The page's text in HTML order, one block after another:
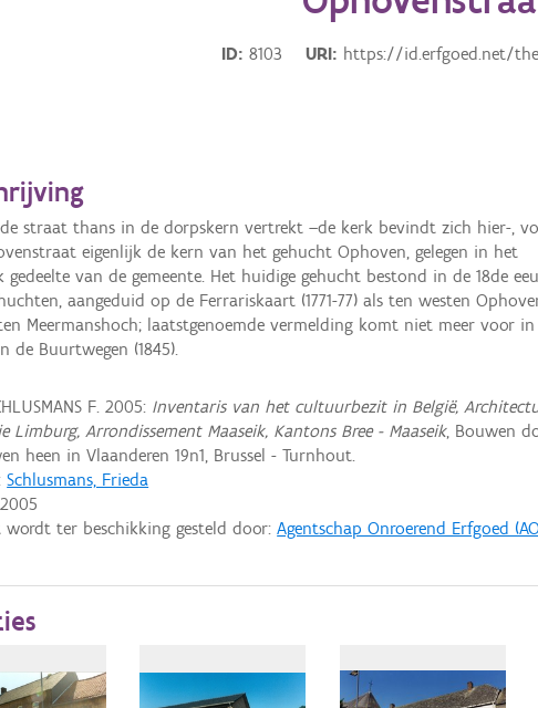
ID 8103 URI https://id.erfgoed.net/
straat thans in de dorpskern vertrekt –de kerk bevindt zich hier-,
eigenlijk de kern van het gehucht Ophoven, gelegen in het
gedeelte van de gemeente. Het huidige gehucht bestond in de 18de
aangeduid op de Ferrariskaart (1771-77) als ten westen
Meermanshoch; laatstgenoemde vermelding komt niet meer voor in
de Buurtwegen (1845).
F. 2005: Inventaris van het cultuurbezit in België,
Limburg, Arrondissement Maaseik, Kantons Bree - Maaseik, Bouwen
heen in Vlaanderen 19n1, Brussel - Turnhout.
Schlusmans, Frieda
2005
wordt ter beschikking gesteld door:Agentschap Onroerend Erfgoed